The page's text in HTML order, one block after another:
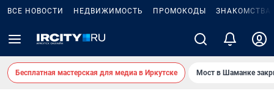
ВСЕ НОВОСТИ НЕДВИЖИМОСТЬ ПРОМОКОДЫ ЗНАКОМСТВА
Бесплатная мастерская для медиа в Иркутске Мост в Шаманке